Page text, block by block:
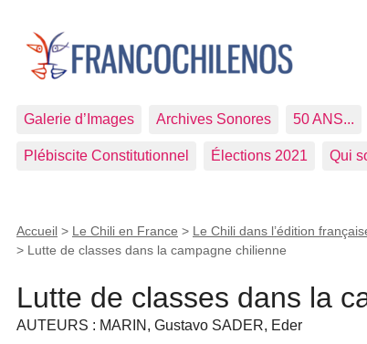
Galerie d’Images Archives Sonores 50 ANS...
Plébiscite Constitutionnel Élections 2021 Qui
Accueil > Le Chili en France > Le Chili dans l’édition
> Lutte de classes dans la campagne chilienne
Lutte de classes dans la
AUTEURS : MARIN, Gustavo SADER, Eder